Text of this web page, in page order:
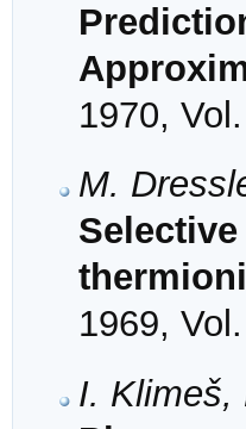
1970,
M.
1969,
I. Klimeš,